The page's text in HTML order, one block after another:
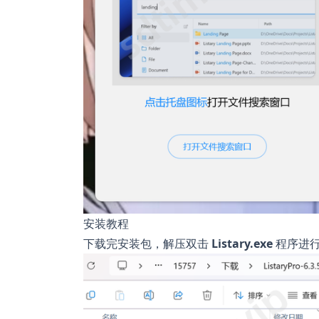
安装教程
下载完安装包，解压双击 Listary.exe程序进